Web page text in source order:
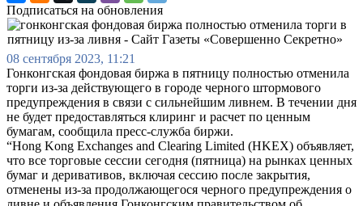
Подписаться на обновления
08 сентября 2023, 11:21
Гонконгская фондовая биржа в пятницу полностью отменила
торги из-за действующего в городе черного штормового
предупреждения в связи с сильнейшим ливнем. В течении дня
не будет предоставляться клиринг и расчет по ценным
бумагам, сообщила пресс-служба биржи.
“Hong Kong Exchanges and Clearing Limited (HKEX) объявляет,
что все торговые сессии сегодня (пятница) на рынках ценных
бумаг и деривативов, включая сессию после закрытия,
отменены из-за продолжающегося черного предупреждения о